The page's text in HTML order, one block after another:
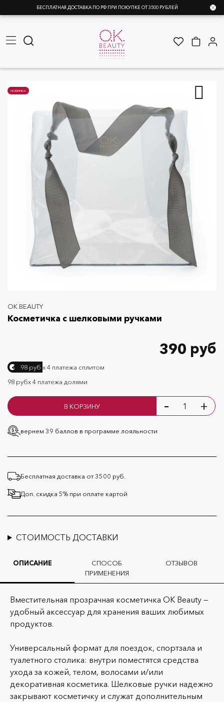
БЕСПЛАТНАЯ ДОСТАВКА ПО РФ ПРИ ПОКУПКЕ ОТ 3500 РУБЛЕЙ
НОВИНКА
OK BEAUTY
Косметичка с шелковыми ручками
390 руб
98 руб х 4 платежа сплитом
98 рубх 4 платежа долями
В КОРЗИНУ - +
вернем 39 баллов в программе лояльности
Бесплатная доставка от 3500 руб.
Доп. скидка 5% при оплате картой
СТОИМОСТЬ ДОСТАВКИ
ОПИСАНИЕ
СПОСОБ
ПРИМЕНЕНИЯ
ОТЗЫВОВ
Вместительная прозрачная косметичка OK Beauty —
удобный аксессуар для хранения ваших любимых
продуктов.
Универсальный формат для поездок, спортзала и
туалетного столика: внутри поместятся средства
ухода за кожей, телом, волосами и/или
декоративная косметика. Шелковые ручки надежно
закрывают косметичку и служат дополнительным